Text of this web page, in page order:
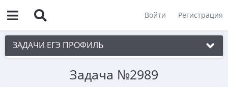
Войти Регистрация
ЗАДАЧИ ЕГЭ ПРОФИЛЬ
1. ПланиметрияЗадача №2989